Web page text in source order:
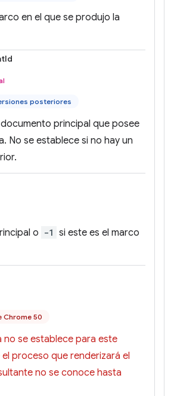
en el que se produjo la
posteriores
documento principal que posee
No se establece si no hay un
o -1 si este es el marco
Chrome 50
no se establece para este
proceso que renderizará el
no se conoce hasta